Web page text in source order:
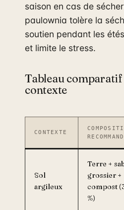
saison en cas de
paulownia tolère la
soutien pendant les
et limite le stress.
Tableau comparatif
contexte
CONTEXTE
Sol
argileux
Terre +
grossier +
compost
%)